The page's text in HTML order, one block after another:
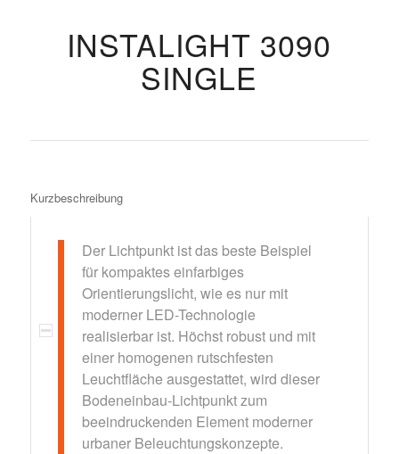
INSTALIGHT 3090
SINGLE
Kurzbeschreibung
Der Lichtpunkt ist das beste Beispiel
für kompaktes einfarbiges
Orientierungslicht, wie es nur mit
moderner LED-Technologie
realisierbar ist. Höchst robust und mit
einer homogenen rutschfesten
Leuchtfläche ausgestattet, wird dieser
Bodeneinbau-Lichtpunkt zum
beeindruckenden Element moderner
urbaner Beleuchtungskonzepte.